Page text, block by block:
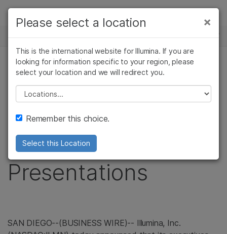
Skip to content
솔루션
학습
회사
지원
추천 링크
뉴스 센터
보도 자료
Illumina to Webcast
Upcoming Investor
Conference
Presentations
SAN DIEGO--(BUSINESS WIRE)-- Illumina, Inc.
×
Please select a location
This is the international website for Illumina. If you are
looking for information specific to your region, please
select your location and we will redirect you.
Please select a location
Remember this choice.
Select this Location
×
암 연구
미생물학 연구
농업유전체학 연구
복합 질환 연구
임상 종양학 연구
생식 보건 연구
연구